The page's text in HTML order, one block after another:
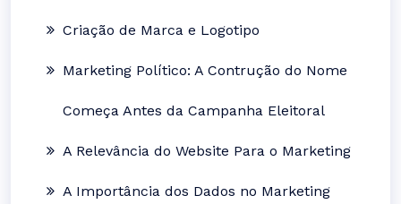
Criação de Marca e Logotipo
Marketing Político: A Contrução do Nome
Começa Antes da Campanha Eleitoral
A Relevância do Website Para o Marketing
A Importância dos Dados no Marketing